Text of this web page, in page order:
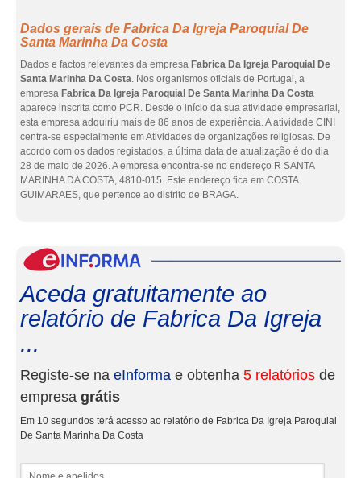
Dados gerais de Fabrica Da Igreja Paroquial De
Santa Marinha Da Costa
Dados e factos relevantes da empresa Fabrica Da Igreja Paroquial De
Santa Marinha Da Costa. Nos organismos oficiais de Portugal, a
empresa Fabrica Da Igreja Paroquial De Santa Marinha Da Costa
aparece inscrita como PCR. Desde o início da sua atividade empresarial,
esta empresa adquiriu mais de 86 anos de experiência. A atividade CINI
centra-se especialmente em Atividades de organizações religiosas. De
acordo com os dados registados, a última data de atualização é do dia
28 de maio de 2026. A empresa encontra-se no endereço R SANTA
MARINHA DA COSTA, 4810-015. Este endereço fica em COSTA
GUIMARAES, que pertence ao distrito de BRAGA.
Aceda gratuitamente ao
relatório de Fabrica Da Igreja
...
Registe-se na eInforma e obtenha 5 relatórios de
empresa grátis
Em 10 segundos terá acesso ao relatório de Fabrica Da Igreja Paroquial
De Santa Marinha Da Costa